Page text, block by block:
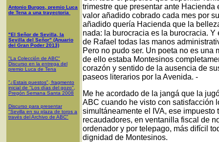
Antonio Burgos, premio Luca
de Tena a una trayectoria
"El Señor de Sevilla, la
Sevilla del Señor" (Anuario
del Gran Poder 2013)
"La Colección de ABC"
Discurso en la entrega del
premio Luca de Tena
"¿Estais puestos", fragmento
inicial de "Los días del gozo",
Pregón Semana Santa 2008
Discurso para presentar
"Sevilla en su plaza de toros a
través del Archivo de ABC"
trimestre que presentar ante
valor añadido cobrado cada mes por
añadido quería Hacienda que la
nada: la burocracia es la burocracia.
de Rafael todas las manos
Pero no pudo ser. Un poeta no es
de ello estaba Montesinos
corazón y sentido de la ausencia de
paseos literarios por la Avenida. -
Me he acordado de la jangá que la
ABC cuando he visto con satisfacción
simultáneamente el IVA, ese
recaudadores, en ventanilla fiscal de
ordenador y por telepago, más difícil
dignidad de Montesinos.